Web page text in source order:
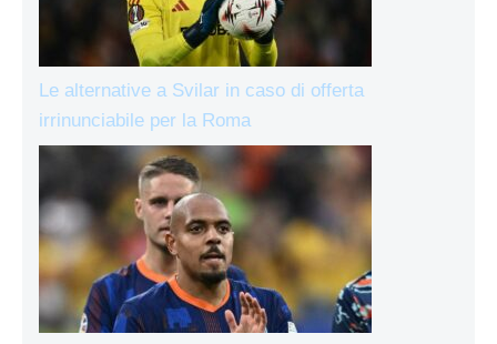
Le alternative a Svilar in caso di offerta
irrinunciabile per la Roma